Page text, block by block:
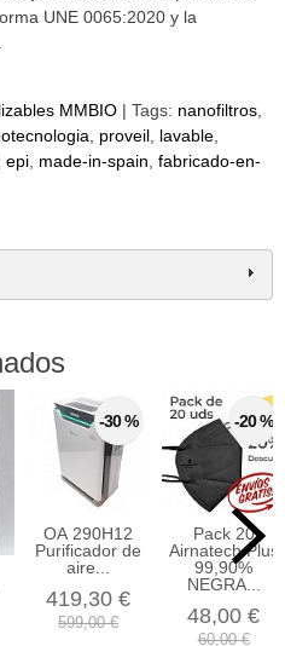
UNE 0065:2020 y la
MMBIO | Tags: nanofiltros
proveil lavable
epi made-in-spain fabricado-en-
-30 %
OA 290H12
Purificador de
aire...
419,30 €
599,00 €
-20 %
Pack 20
Airnatech Plus
99,90%
NEGRA...
48,00 €
60,00 €